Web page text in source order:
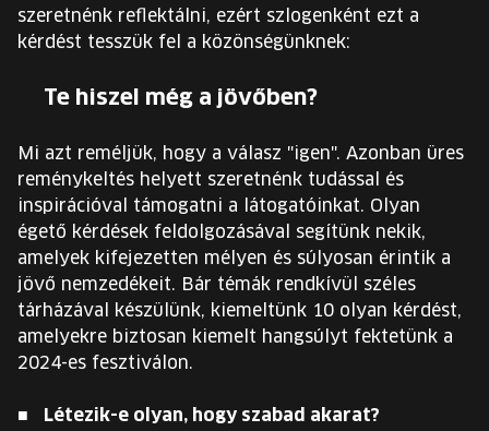
szeretnénk reflektálni, ezért szlogenként ezt a
kérdést tesszük fel a közönségünknek:
Te hiszel még a jövőben?
Mi azt reméljük, hogy a válasz "igen". Azonban üres
reménykeltés helyett szeretnénk tudással és
inspirációval támogatni a látogatóinkat. Olyan
égető kérdések feldolgozásával segítünk nekik,
amelyek kifejezetten mélyen és súlyosan érintik a
jövő nemzedékeit. Bár témák rendkívül széles
tárházával készülünk, kiemeltünk 10 olyan kérdést,
amelyekre biztosan kiemelt hangsúlyt fektetünk a
2024-es fesztiválon.
Létezik-e olyan, hogy szabad akarat?